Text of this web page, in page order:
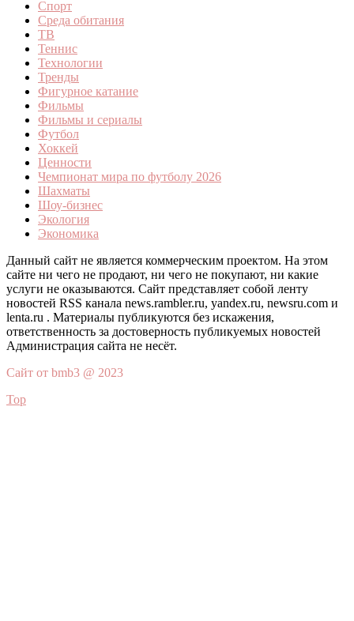
Спорт
Среда обитания
ТВ
Теннис
Технологии
Тренды
Фигурное катание
Фильмы
Фильмы и сериалы
Футбол
Хоккей
Ценности
Чемпионат мира по футболу 2026
Шахматы
Шоу-бизнес
Экология
Экономика
Данный сайт не является коммерческим проектом. На этом
сайте ни чего не продают, ни чего не покупают, ни какие
услуги не оказываются. Сайт представляет собой ленту
новостей RSS канала news.rambler.ru, yandex.ru, newsru.com и
lenta.ru . Материалы публикуются без искажения,
ответственность за достоверность публикуемых новостей
Администрация сайта не несёт.
Сайт от bmb3 @ 2023
Top